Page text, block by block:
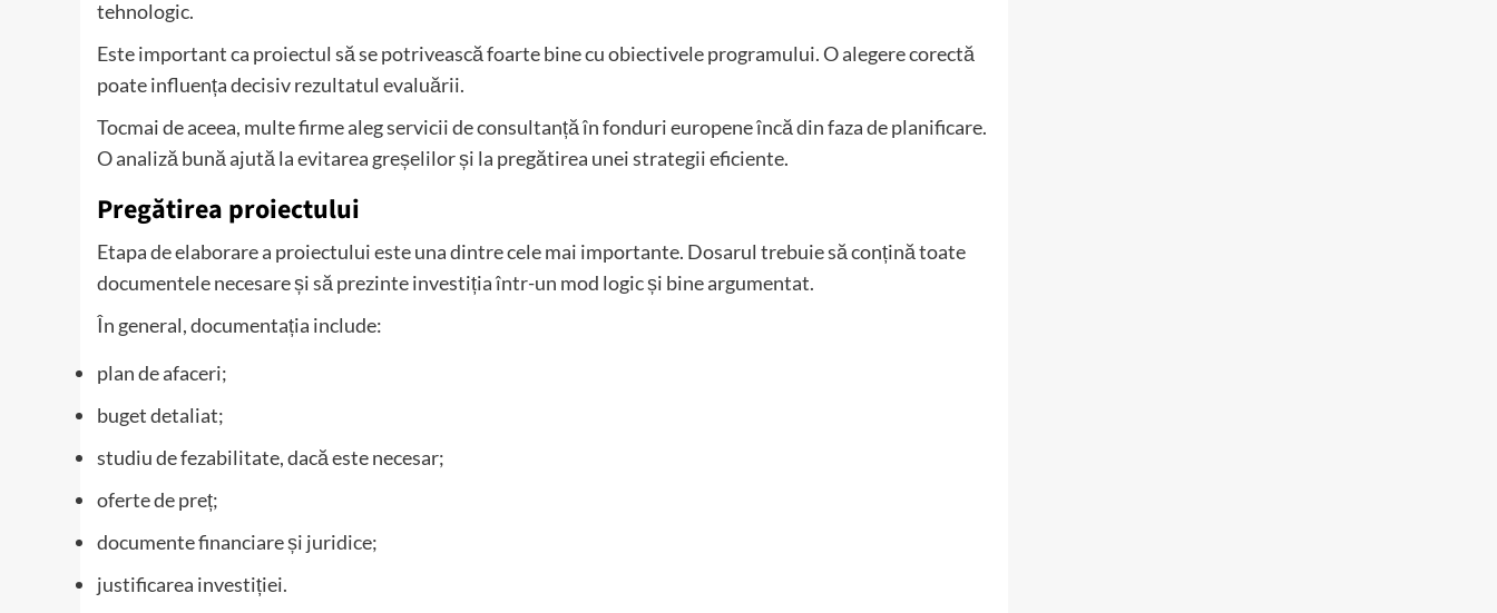
tehnologic.
Este important ca proiectul să se potrivească foarte bine cu obiectivele programului. O alegere corectă
poate influența decisiv rezultatul evaluării.
Tocmai de aceea, multe firme aleg servicii de consultanță în fonduri europene încă din faza de planificare.
O analiză bună ajută la evitarea greșelilor și la pregătirea unei strategii eficiente.
Pregătirea proiectului
Etapa de elaborare a proiectului este una dintre cele mai importante. Dosarul trebuie să conțină toate
documentele necesare și să prezinte investiția într-un mod logic și bine argumentat.
În general, documentația include:
plan de afaceri;
buget detaliat;
studiu de fezabilitate, dacă este necesar;
oferte de preț;
documente financiare și juridice;
justificarea investiției.